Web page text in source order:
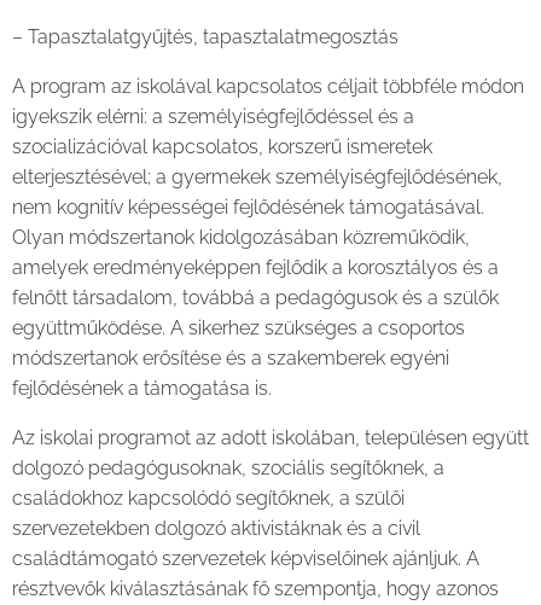
– Tapasztalatgyűjtés, tapasztalatmegosztás
A program az iskolával kapcsolatos céljait többféle módon
igyekszik elérni: a személyiségfejlődéssel és a
szocializációval kapcsolatos, korszerű ismeretek
elterjesztésével; a gyermekek személyiségfejlődésének,
nem kognitív képességei fejlődésének támogatásával.
Olyan módszertanok kidolgozásában közreműködik,
amelyek eredményeképpen fejlődik a korosztályos és a
felnőtt társadalom, továbbá a pedagógusok és a szülők
együttműködése. A sikerhez szükséges a csoportos
módszertanok erősítése és a szakemberek egyéni
fejlődésének a támogatása is.
Az iskolai programot az adott iskolában, településen együtt
dolgozó pedagógusoknak, szociális segítőknek, a
családokhoz kapcsolódó segítőknek, a szülői
szervezetekben dolgozó aktivistáknak és a civil
családtámogató szervezetek képviselőinek ajánljuk. A
résztvevők kiválasztásának fő szempontja, hogy azonos